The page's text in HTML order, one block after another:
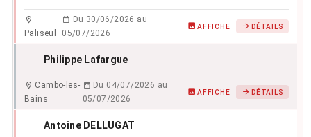
Paliseul
Du 30/06/2026 au
05/07/2026
AFFICHE DÉTAILS
Philippe Lafargue
Cambo-les-
Bains
Du 04/07/2026 au
05/07/2026
AFFICHE DÉTAILS
Antoine DELLUGAT